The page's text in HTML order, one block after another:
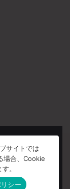
サイトでは
場合、Cookie
。
シー